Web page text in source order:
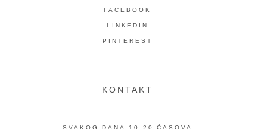
FACEBOOK
LINKEDIN
PINTEREST
KONTAKT
SVAKOG DANA 10-20 ČASOVA